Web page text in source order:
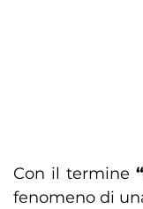
Con il termine
fenomeno di